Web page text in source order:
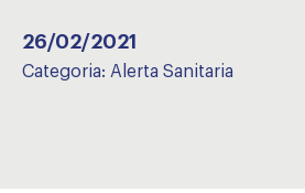
26/02/2021
Categoria: Alerta Sanitaria